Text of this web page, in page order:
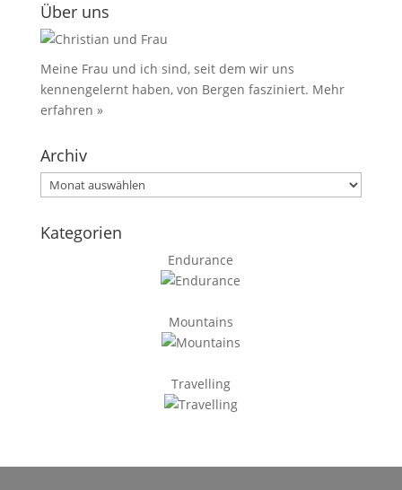
Über uns
Meine Frau und ich sind, seit dem wir uns
kennengelernt haben, von Bergen fasziniert. Mehr
erfahren »
Archiv
Archiv
Kategorien
Endurance
Mountains
Travelling